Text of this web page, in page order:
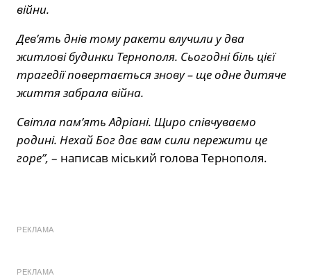
війни.
Дев’ять днів тому ракети влучили у два
житлові будинки Тернополя. Сьогодні біль цієї
трагедії повертається знову – ще одне дитяче
життя забрала війна.
Світла пам’ять Адріані. Щиро співчуваємо
родині. Нехай Бог дає вам сили пережити це
горе”, – написав міський голова Тернополя.
РЕКЛАМА
РЕКЛАМА